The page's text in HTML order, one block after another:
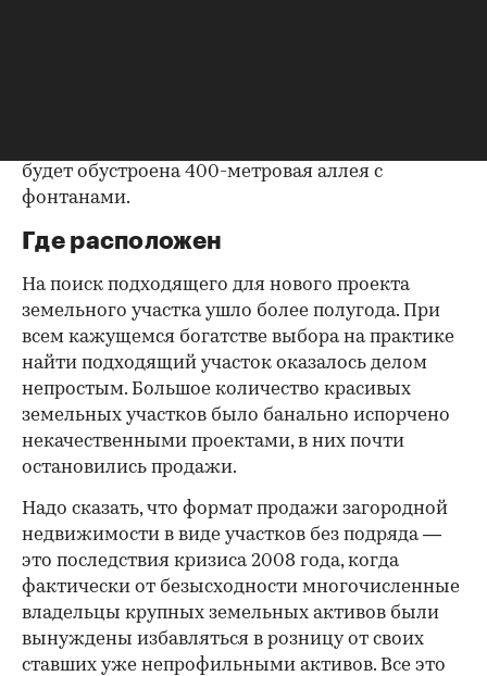
будет обустроена 400-метровая аллея с
фонтанами.
Где расположен
На поиск подходящего для нового проекта
земельного участка ушло более полугода. При
всем кажущемся богатстве выбора на практике
найти подходящий участок оказалось делом
непростым. Большое количество красивых
земельных участков было банально испорчено
некачественными проектами, в них почти
остановились продажи.
Надо сказать, что формат продажи загородной
недвижимости в виде участков без подряда —
это последствия кризиса 2008 года, когда
фактически от безысходности многочисленные
владельцы крупных земельных активов были
вынуждены избавляться в розницу от своих
ставших уже непрофильными активов. Все это